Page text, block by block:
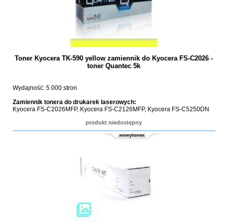
Toner Kyocera TK-590 yellow zamiennik do Kyocera FS-C2026 -
toner Quantec 5k
Wydajność: 5 000 stron
Zamiennik tonera do drukarek laserowych:
Kyocera FS-C2026MFP, Kyocera FS-C2126MFP, Kyocera FS-C5250DN
produkt niedostępny